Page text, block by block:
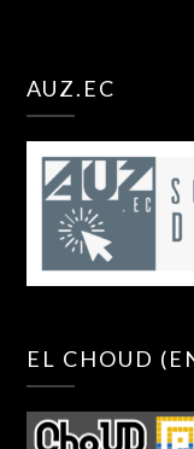
AUZ.EC
EL CHOUD